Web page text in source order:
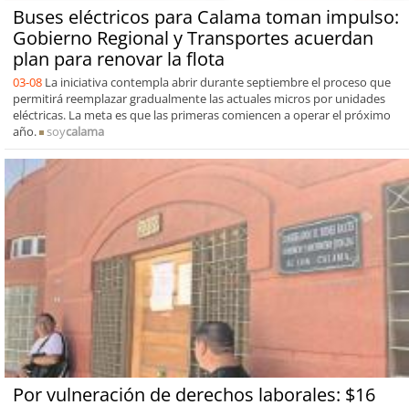
Buses eléctricos para Calama toman impulso:
Gobierno Regional y Transportes acuerdan
plan para renovar la flota
03-08 La iniciativa contempla abrir durante septiembre el proceso que
permitirá reemplazar gradualmente las actuales micros por unidades
eléctricas. La meta es que las primeras comiencen a operar el próximo
año.
soycalama
Por vulneración de derechos laborales: $16